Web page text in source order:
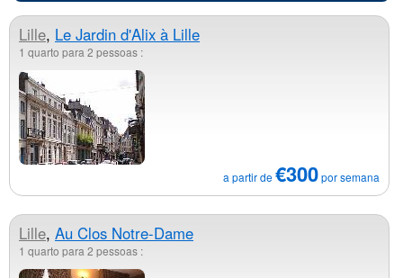
Lille, Le Jardin d'Alix à Lille
1 quarto para 2 pessoas :
a partir de€300por semana
Lille, Au Clos Notre-Dame
1 quarto para 2 pessoas :